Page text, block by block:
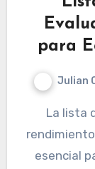
para
Julian
La lista de verificación de evaluación del
esencial